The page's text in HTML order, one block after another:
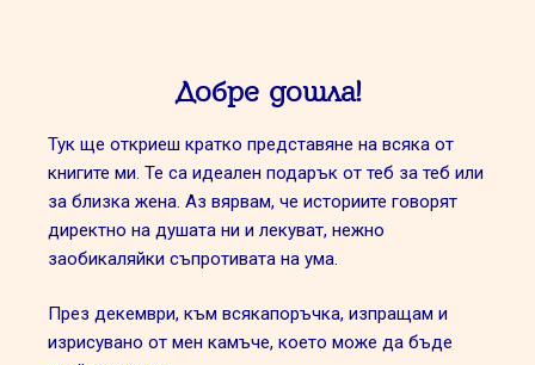
Добре дошла!
Тук ще откриеш кратко представяне на всяка от
книгите ми. Те са идеален подарък от теб за теб или
за близка жена. Аз вярвам, че историите говорят
директно на душата ни и лекуват, нежно
заобикаляйки съпротивата на ума.
През декември, към всякапоръчка, изпращам и
изрисувано от мен камъче, което може да бъде